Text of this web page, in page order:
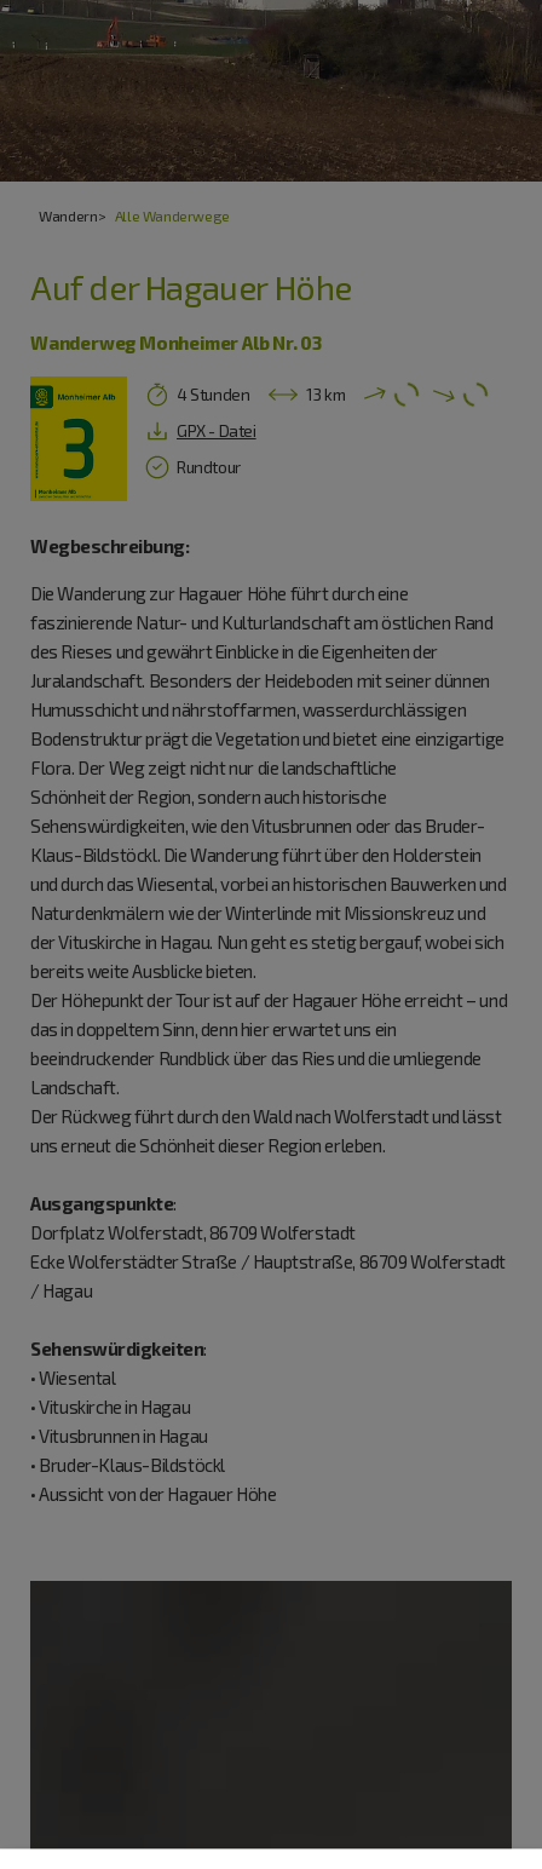
Wandern Alle Wanderwege
Auf der Hagauer Höhe
Wanderweg Monheimer Alb Nr. 03
4 Stunden
13 km
GPX - Datei
Rundtour
Wegbeschreibung:
Die Wanderung zur Hagauer Höhe führt durch eine
faszinierende Natur- und Kulturlandschaft am östlichen Rand
des Rieses und gewährt Einblicke in die Eigenheiten der
Juralandschaft. Besonders der Heideboden mit seiner dünnen
Humusschicht und nährstoffarmen, wasserdurchlässigen
Bodenstruktur prägt die Vegetation und bietet eine einzigartige
Flora. Der Weg zeigt nicht nur die landschaftliche
Schönheit der Region, sondern auch historische
Sehenswürdigkeiten, wie den Vitusbrunnen oder das Bruder-
Klaus-Bildstöckl. Die Wanderung führt über den Holderstein
und durch das Wiesental, vorbei an historischen Bauwerken und
Naturdenkmälern wie der Winterlinde mit Missionskreuz und
der Vituskirche in Hagau. Nun geht es stetig bergauf, wobei sich
bereits weite Ausblicke bieten.
Der Höhepunkt der Tour ist auf der Hagauer Höhe erreicht – und
das in doppeltem Sinn, denn hier erwartet uns ein
beeindruckender Rundblick über das Ries und die umliegende
Landschaft.
Der Rückweg führt durch den Wald nach Wolferstadt und lässt
uns erneut die Schönheit dieser Region erleben.
Ausgangspunkte:
Dorfplatz Wolferstadt, 86709 Wolferstadt
Ecke Wolferstädter Straße / Hauptstraße, 86709 Wolferstadt
/ Hagau
Sehenswürdigkeiten:
• Wiesental
• Vituskirche in Hagau
• Vitusbrunnen in Hagau
• Bruder-Klaus-Bildstöckl
• Aussicht von der Hagauer Höhe